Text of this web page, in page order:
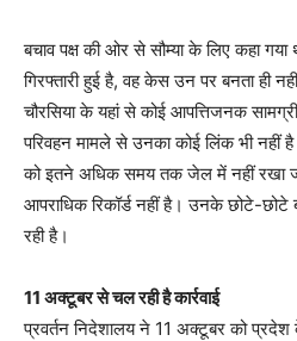
बचाव पक्ष की ओर से सौम्या के लिए कहा
गिरफ्तारी हुई है, वह केस उन पर बनता ही
चौरसिया के यहां से कोई आपत्तिजनक
परिवहन मामले से उनका कोई लिंक भी नहीं
को इतने अधिक समय तक जेल में नहीं रखा
आपराधिक रिकॉर्ड नहीं है। उनके छोटे-छोटे
रही है।
11 अक्टूबर से चल रही है कार्रवाई
प्रवर्तन निदेशालय ने 11 अक्टूबर को